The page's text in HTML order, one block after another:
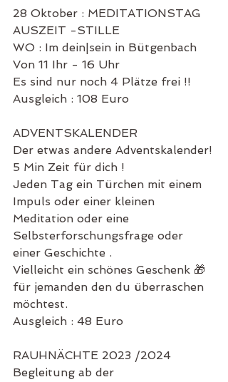
28 Oktober : MEDITATIONSTAG
AUSZEIT -STILLE
WO : Im dein|sein in Bütgenbach
Von 11 Ihr - 16 Uhr
Es sind nur noch 4 Plätze frei !!
Ausgleich : 108 Euro
ADVENTSKALENDER
Der etwas andere Adventskalender!
5 Min Zeit für dich !
Jeden Tag ein Türchen mit einem
Impuls oder einer kleinen
Meditation oder eine
Selbsterforschungsfrage oder
einer Geschichte .
Vielleicht ein schönes Geschenk 🎁
für jemanden den du überraschen
möchtest.
Ausgleich : 48 Euro
RAUHNÄCHTE 2023 /2024
Begleitung ab der